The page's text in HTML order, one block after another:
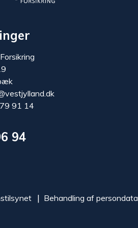
91 14
94
Behandling af persondata